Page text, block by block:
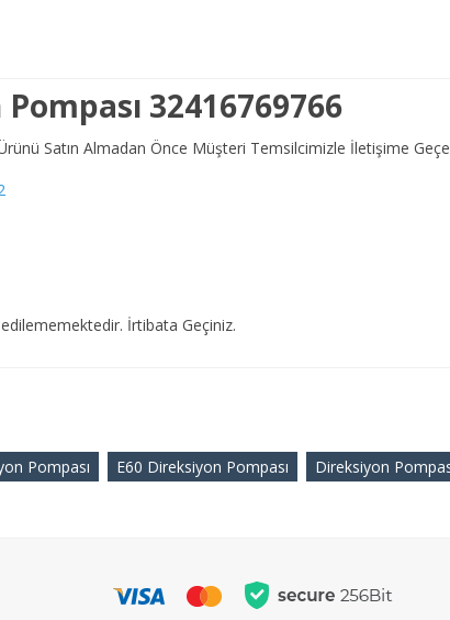
32416769766
Satın Almadan Önce Müşteri Temsilcimizle İletişime
İrtibata Geçiniz.
Pompası E60 Direksiyon Pompası Direksiyon